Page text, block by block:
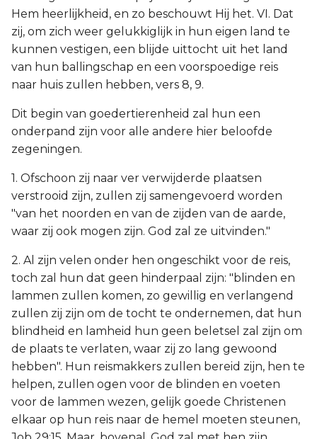
Hem heerlijkheid, en zo beschouwt Hij het. VI. Dat
zij, om zich weer gelukkiglijk in hun eigen land te
kunnen vestigen, een blijde uittocht uit het land
van hun ballingschap en een voorspoedige reis
naar huis zullen hebben, vers 8, 9.
Dit begin van goedertierenheid zal hun een
onderpand zijn voor alle andere hier beloofde
zegeningen.
1. Ofschoon zij naar ver verwijderde plaatsen
verstrooid zijn, zullen zij samengevoerd worden
"van het noorden en van de zijden van de aarde,
waar zij ook mogen zijn. God zal ze uitvinden."
2. Al zijn velen onder hen ongeschikt voor de reis,
toch zal hun dat geen hinderpaal zijn: "blinden en
lammen zullen komen, zo gewillig en verlangend
zullen zij zijn om de tocht te ondernemen, dat hun
blindheid en lamheid hun geen beletsel zal zijn om
de plaats te verlaten, waar zij zo lang gewoond
hebben". Hun reismakkers zullen bereid zijn, hen te
helpen, zullen ogen voor de blinden en voeten
voor de lammen wezen, gelijk goede Christenen
elkaar op hun reis naar de hemel moeten steunen,